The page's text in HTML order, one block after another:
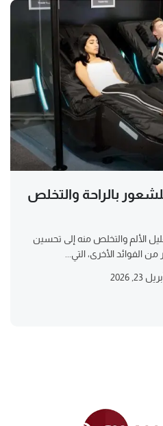
بالراحة والتخلص
الألم والتخلص منه إلى تحسين
من الفوائد الأخرى، التي...
23, 2026